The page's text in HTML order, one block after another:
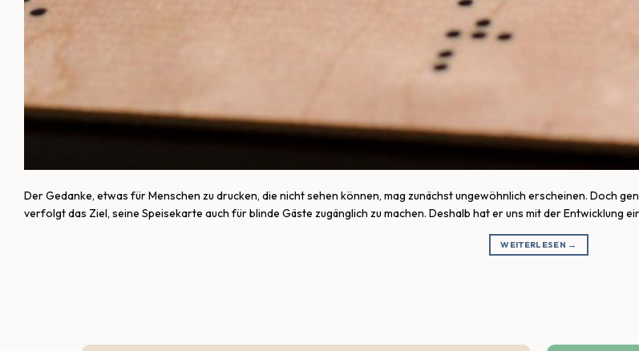
Der Gedanke, etwas für Menschen zu drucken, die nicht sehen können, mag zunächst ungewöhnlich erscheinen. Doch
verfolgt das Ziel, seine Speisekarte auch für blinde Gäste zugänglich zu machen. Deshalb hat er uns mit der Entwicklung
WEITERLESEN →